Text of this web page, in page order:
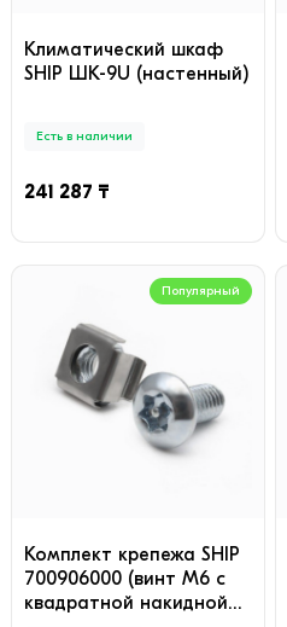
Климатический шкаф
SHIP ШК-9U (настенный)
Есть в наличии
241 287 ₸
Популярный
Комплект крепежа SHIP
700906000 (винт M6 с
квадратной накидной